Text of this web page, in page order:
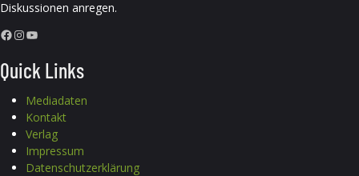
Diskussionen anregen.
Facebook InstagramYouTube
Quick Links
Mediadaten
Kontakt
Verlag
Impressum
Datenschutzerklärung